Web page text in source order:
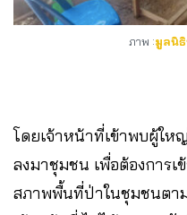
ภาพ :มูลนิ
โดยเจ้าหน้าที่เข้าพบผู้ให
ลงมาชุมชน เพื่อต้องการเ
สภาพพื้นที่ป่าในชุมชนตา